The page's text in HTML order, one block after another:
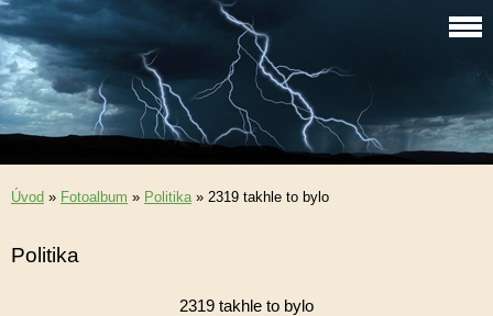
Úvod » Fotoalbum » Politika» 2319 takhle to bylo
Politika
2319 takhle to bylo